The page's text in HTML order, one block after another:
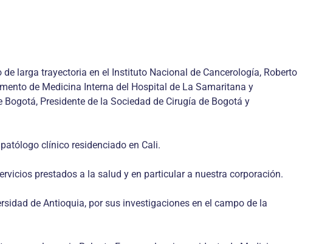
larga trayectoria en el Instituto Nacional de Cancerología, Roberto
de Medicina Interna del Hospital de La Samaritana y
Presidente de la Sociedad de Cirugía de Bogotá y
clínico residenciado en Cali.
prestados a la salud y en particular a nuestra corporación.
de Antioquia, por sus investigaciones en el campo de la